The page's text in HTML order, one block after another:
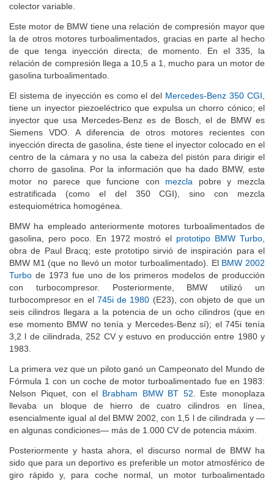
colector variable.
Este motor de BMW tiene una relación de compresión mayor que
la de otros motores turboalimentados, gracias en parte al hecho
de que tenga inyección directa; de momento. En el 335, la
relación de compresión llega a 10,5 a 1, mucho para un motor de
gasolina turboalimentado.
El sistema de inyección es como el del Mercedes-Benz 350 CGI
tiene un inyector piezoeléctrico que expulsa un chorro cónico; el
inyector que usa Mercedes-Benz es de Bosch, el de BMW es
Siemens VDO. A diferencia de otros motores recientes con
inyección directa de gasolina, éste tiene el inyector colocado en el
centro de la cámara y no usa la cabeza del pistón para dirigir el
chorro de gasolina. Por la información que ha dado BMW, este
motor no parece que funcione con mezcla pobre y mezcla
estratificada (como el del 350 CGI), sino con mezcla
estequiométrica homogénea.
BMW ha empleado anteriormente motores turboalimentados de
gasolina, pero poco. En 1972 mostró el prototipo BMW Turbo
obra de Paul Bracq; este prototipo sirvió de inspiración para el
BMW M1 (que no llevó un motor turboalimentado). El BMW 2002
Turbo de 1973 fue uno de los primeros modelos de producción
con turbocompresor. Posteriormente, BMW utilizó un
turbocompresor en el 745i de 1980 (E23), con objeto de que un
seis cilindros llegara a la potencia de un ocho cilindros (que en
ese momento BMW no tenía y Mercedes-Benz sí); el 745i tenía
3,2 l de cilindrada, 252 CV y estuvo en producción entre 1980 y
1983.
La primera vez que un piloto ganó un Campeonato del Mundo de
Fórmula 1 con un coche de motor turboalimentado fue en 1983:
Nelson Piquet, con el Brabham BMW BT 52 . Este monoplaza
llevaba un bloque de hierro de cuatro cilindros en línea,
esencialmente igual al del BMW 2002, con 1,5 l de cilindrada y —
en algunas condiciones— más de 1.000 CV de potencia máxim.
Posteriormente y hasta ahora, el discurso normal de BMW ha
sido que para un deportivo es preferible un motor atmosférico de
giro rápido y, para coche normal, un motor turboalimentado